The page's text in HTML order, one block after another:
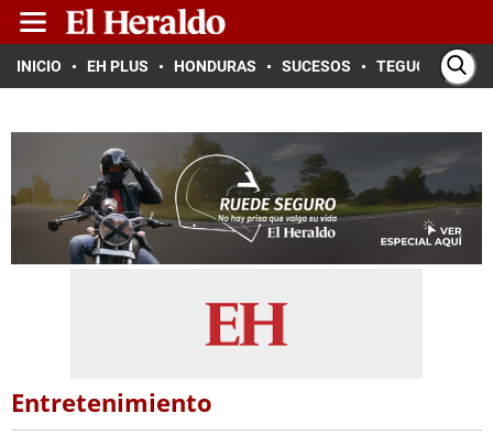
INICIO EH PLUS HONDURAS SUCESOS TEGUCIGALPA
Entretenimiento